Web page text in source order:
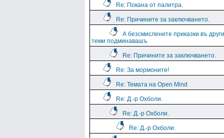
Re: Покана от палитра.
Re: Причините за заключването.
А безсмислените приказки въ други
теми подминавашъ
Re: Причините за заключването.
Re: За мормоните!
Re: Темата на Open Mind
Re: Д.-р Охболи.
Re: Д.-р Охболи.
Re: Д.-р Охболи.